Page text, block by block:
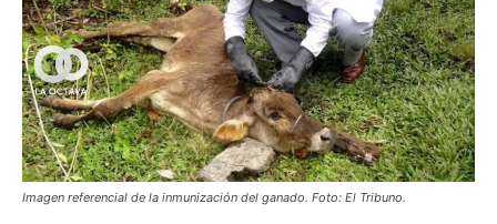
Imagen referencial de la inmunización del ganado. Foto: El Tribuno.